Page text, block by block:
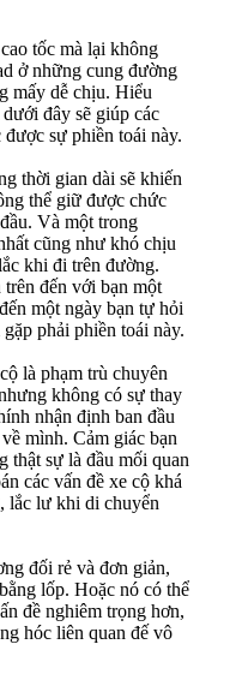
tốc mà lại không
ở những cung đường
mấy dễ chịu. Hiểu
đây sẽ giúp các
sự phiền toái này.
thời gian dài sẽ khiến
thể giữ được chức
Và một trong
cũng như khó chịu
khi đi trên đường.
đến với bạn một
một ngày bạn tự hỏi
phải phiền toái này.
là phạm trù chuyên
không có sự thay
nhận định ban đầu
mình. Cảm giác bạn
thật sự là đầu mối quan
các vấn đề xe cộ khá
lắc lư khi di chuyển
đối rẻ và đơn giản,
lốp. Hoặc nó có thể
đề nghiêm trọng hơn,
hóc liên quan đế vô